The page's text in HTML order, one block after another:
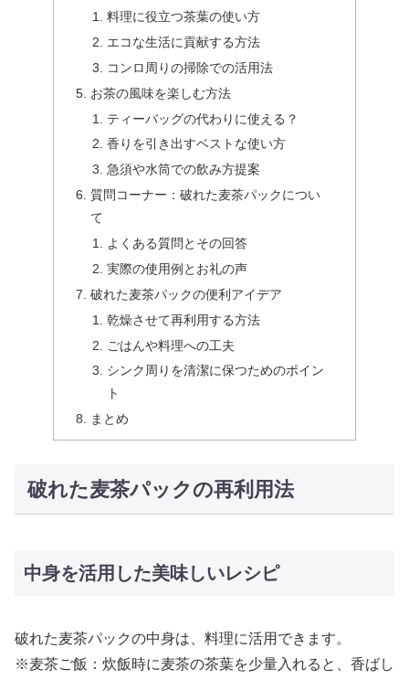
料理に役立つ茶葉の使い方
エコな生活に貢献する方法
コンロ周りの掃除での活用法
お茶の風味を楽しむ方法
ティーバッグの代わりに使える？
香りを引き出すベストな使い方
急須や水筒での飲み方提案
質問コーナー：破れた麦茶パックについ
て
よくある質問とその回答
実際の使用例とお礼の声
破れた麦茶パックの便利アイデア
乾燥させて再利用する方法
ごはんや料理への工夫
シンク周りを清潔に保つためのポイン
ト
まとめ
破れた麦茶パックの再利用法
中身を活用した美味しいレシピ
破れた麦茶パックの中身は、料理に活用できます。
※麦茶ご飯：炊飯時に麦茶の茶葉を少量入れると、香ばし